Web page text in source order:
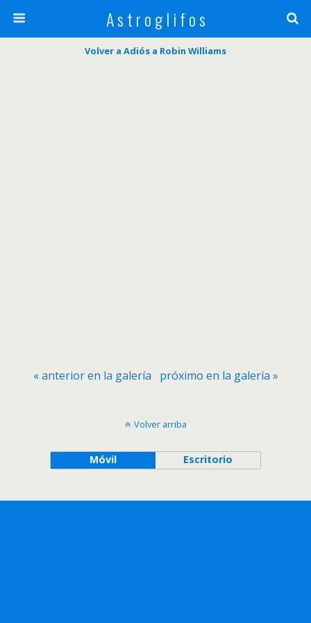
A s t r o g l i f o s
Volver a Adiós a Robin Williams
« anterior en la galería próximo en la galería »
Volver arriba
Móvil Escritorio